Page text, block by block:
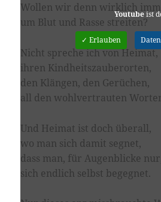
Youtubeist
✓ Erlauben
Wollen wir denn wirklich
um Blut und Rasse streiten?
Nicht spreche ich von Heimat,
ihren Kindheitszauberorten,
den Klängen, den Gerüchen,
all den wohlvertrauten
Und Heimat ist doch überall,
wo man sich damit segnet,
dass man, für Augenblicke
sich endlich selbst begegnet.